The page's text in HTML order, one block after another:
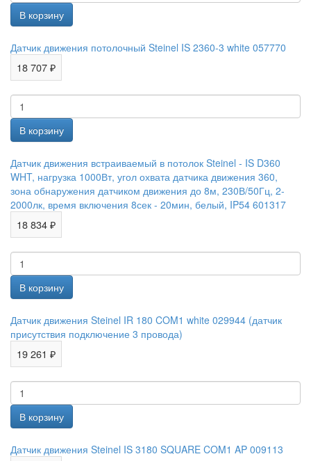
Датчик движения потолочный Steinel IS 2360-3 white 057770
18 707 ₽
Датчик движения встраиваемый в потолок Steinel - IS D360
WHT, нагрузка 1000Вт, угол охвата датчика движения 360,
зона обнаружения датчиком движения до 8м, 230В/50Гц, 2-
2000лк, время включения 8сек - 20мин, белый, IP54 601317
18 834 ₽
Датчик движения Steinel IR 180 COM1 white 029944 (датчик
присутствия подключение 3 провода)
19 261 ₽
Датчик движения Steinel IS 3180 SQUARE COM1 AP 009113